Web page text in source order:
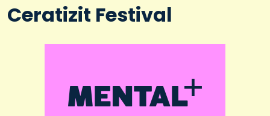
Ceratizit Festival